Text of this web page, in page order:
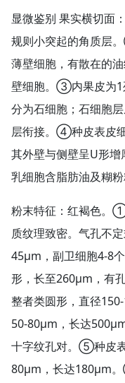
显微鉴别 果实横切面
规则小突起的角质层
薄壁细胞，有散在的
壁细胞。③内果皮为1
分为石细胞；石细胞
层衔接。④种皮表皮
其外壁与侧壁呈U形
乳细胞含脂肪油及糊粉
粉末特征：红褐色。
质纹理致密。气孔不
45μm，副卫细胞4-8
形，长至260μm，有
整者类圆形，直径
50-80μm，长达
十字纹孔对。⑤种皮
80μm，长达180μm